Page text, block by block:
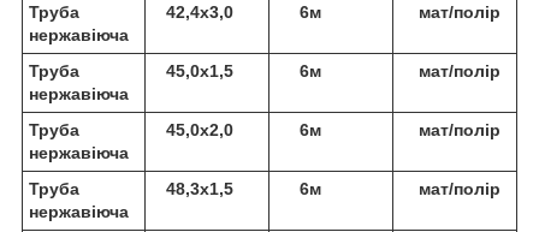
Труба
нержавіюча
42,4х3,0 6м мат/полір
Труба
нержавіюча
45,0х1,5 6м мат/полір
Труба
нержавіюча
45,0х2,0 6м мат/полір
Труба
нержавіюча
48,3х1,5 6м мат/полір